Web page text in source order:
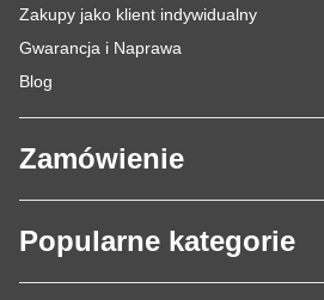
Zakupy jako klient indywidualny
Gwarancja i Naprawa
Blog
Zamówienie
Popularne kategorie